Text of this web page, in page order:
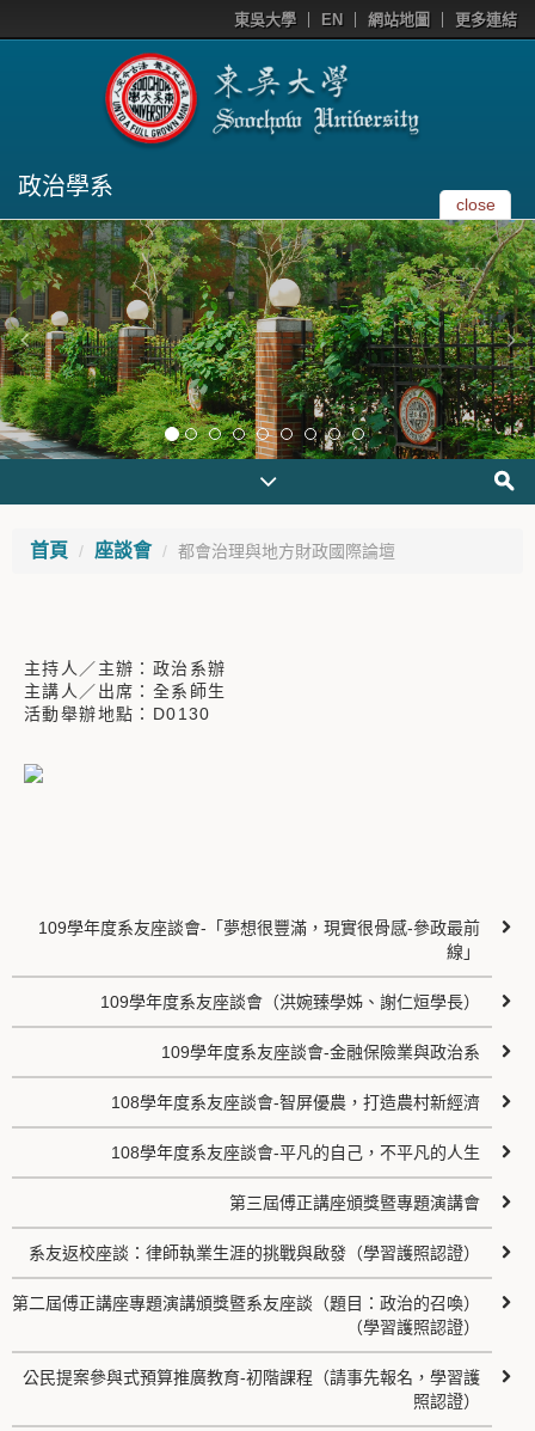
東吳大學 EN 網站地圖 更多連結
政治學系
close
首頁 座談會 都會治理與地方財政國際論壇
主持人／主辦：政治系辦
主講人／出席：全系師生
活動舉辦地點：D0130
109學年度系友座談會-「夢想很豐滿，現實很骨感-參政最前
線」
109學年度系友座談會（洪婉臻學姊、謝仁烜學長）
109學年度系友座談會-金融保險業與政治系
108學年度系友座談會-智屏優農，打造農村新經濟
108學年度系友座談會-平凡的自己，不平凡的人生
第三屆傅正講座頒獎暨專題演講會
系友返校座談：律師執業生涯的挑戰與啟發（學習護照認證）
第二屆傅正講座專題演講頒獎暨系友座談（題目：政治的召喚）
（學習護照認證）
公民提案參與式預算推廣教育-初階課程（請事先報名，學習護
照認證）